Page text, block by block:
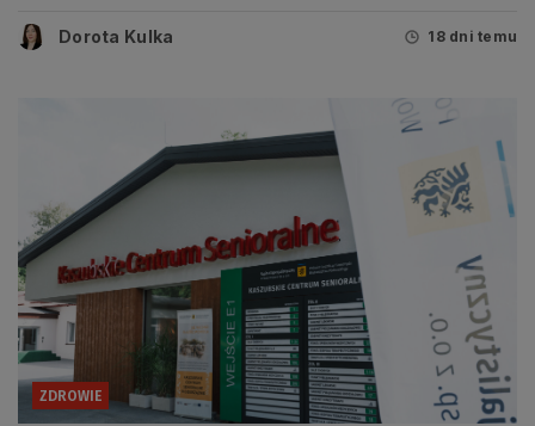
Dorota Kulka 18 dni temu
ZDROWIE